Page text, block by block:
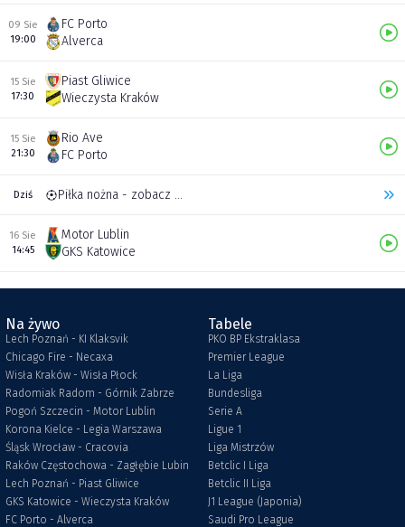
09 Sie
19:00
FC Porto
Alverca
15 Sie
17:30
Piast Gliwice
Wieczysta Kraków
15 Sie
21:30
Rio Ave
FC Porto
Dziś Piłka nożna - zobacz inne transmisje
16 Sie
14:45
Motor Lublin
GKS Katowice
Na żywo
Lech Poznań - KI Klaksvik
Chicago Fire - Necaxa
Wisła Kraków - Wisła Płock
Radomiak Radom - Górnik Zabrze
Pogoń Szczecin - Motor Lublin
Korona Kielce - Legia Warszawa
Śląsk Wrocław - Cracovia
Raków Częstochowa - Zagłębie Lubin
Lech Poznań - Piast Gliwice
GKS Katowice - Wieczysta Kraków
FC Porto - Alverca
Tabele
PKO BP Ekstraklasa
Premier League
La Liga
Bundesliga
Serie A
Ligue 1
Liga Mistrzów
Betclic I Liga
Betclic II Liga
J1 League (Japonia)
Saudi Pro League